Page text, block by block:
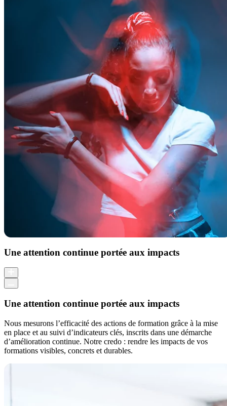
Une attention continue portée aux impacts
Une attention continue portée aux impacts
Nous mesurons l’efficacité des actions de formation grâce à la mise
en place et au suivi d’indicateurs clés, inscrits dans une démarche
d’amélioration continue. Notre credo : rendre les impacts de vos
formations visibles, concrets et durables.